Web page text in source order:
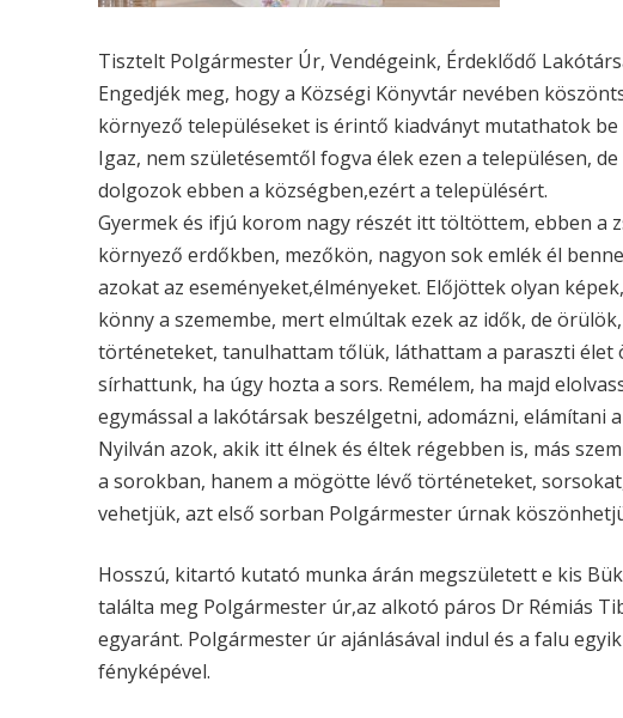
Tisztelt Polgármester Úr, Vendégeink, Érdeklődő
Engedjék meg, hogy a Községi Könyvtár nevében
környező településeket is érintő kiadványt mutathatok
Igaz, nem születésemtől fogva élek ezen a településen,
dolgozok ebben a községben,ezért a településért.
Gyermek és ifjú korom nagy részét itt töltöttem, ebben a
környező erdőkben, mezőkön, nagyon sok emlék él
azokat az eseményeket,élményeket. Előjöttek olyan
könny a szemembe, mert elmúltak ezek az idők, de
történeteket, tanulhattam tőlük, láthattam a paraszti
sírhattunk, ha úgy hozta a sors. Remélem, ha majd
egymással a lakótársak beszélgetni, adomázni, elámítani
Nyilván azok, akik itt élnek és éltek régebben is, más
a sorokban, hanem a mögötte lévő történeteket,
vehetjük, azt első sorban Polgármester úrnak
Hosszú, kitartó kutató munka árán megszületett e kis
találta meg Polgármester úr,az alkotó páros Dr Rémiás
egyaránt. Polgármester úr ajánlásával indul és a falu
fényképével.